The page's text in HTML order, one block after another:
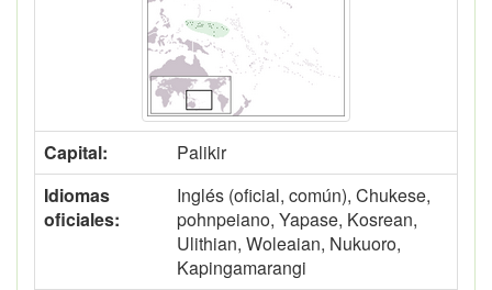
Capital:
Palikir
Idiomas
oficiales:
Inglés (oficial, común), Chukese,
pohnpeiano, Yapase, Kosrean,
Ulithian, Woleaian, Nukuoro,
Kapingamarangi